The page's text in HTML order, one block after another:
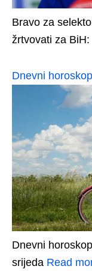
Bravo za
žrtvovati za
Dnevni
Dnevni
srijeda Read